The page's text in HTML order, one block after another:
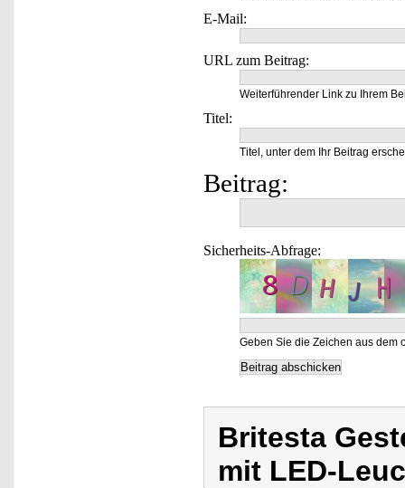
E-Mail:
URL zum Beitrag:
Weiterführender Link zu Ihrem
Titel:
Titel, unter dem Ihr Beitrag
Beitrag:
Sicherheits-Abfrage:
Geben Sie die Zeichen aus dem
Britesta
mit LED-